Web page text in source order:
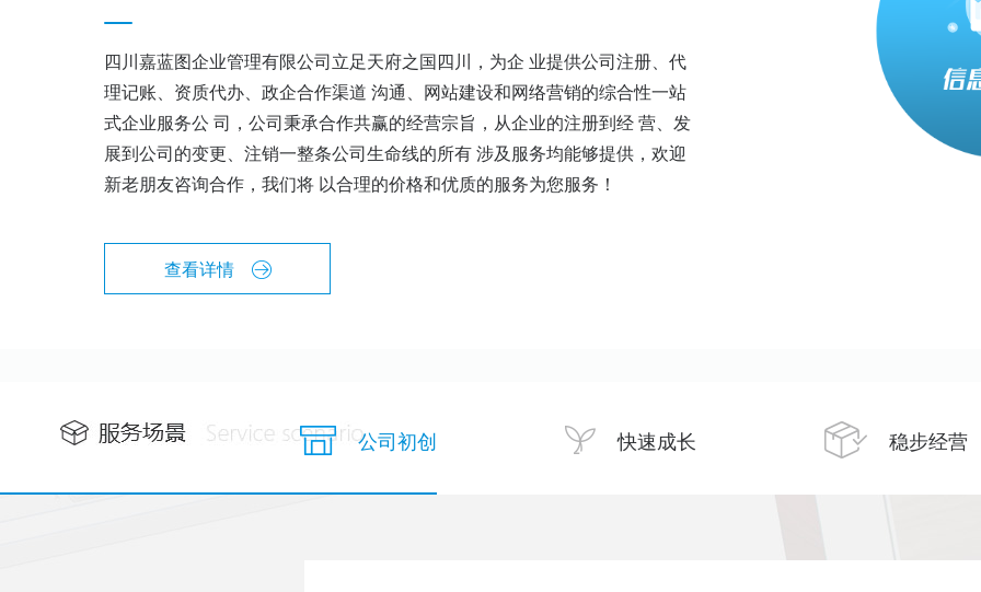
四川嘉蓝图企业管理有限公司立足天府之国四川，为企 业提供公司注册、代
理记账、资质代办、政企合作渠道 沟通、网站建设和网络营销的综合性一站
式企业服务公 司，公司秉承合作共赢的经营宗旨，从企业的注册到经 营、发
展到公司的变更、注销一整条公司生命线的所有 涉及服务均能够提供，欢迎
新老朋友咨询合作，我们将 以合理的价格和优质的服务为您服务！
查看详情
公司初创 快速成长 稳步经营